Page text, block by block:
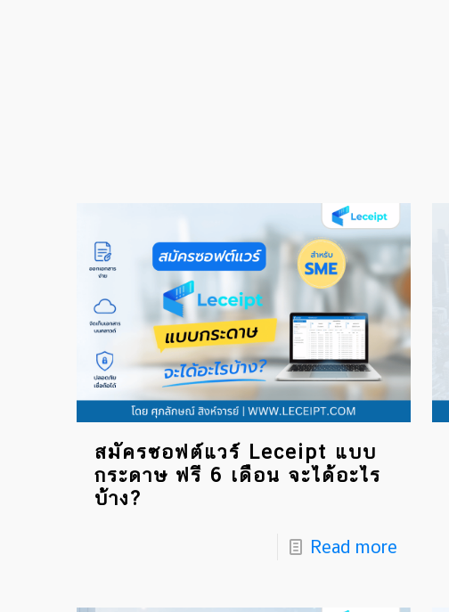
สมัครซอฟต์แวร์ Leceipt แบบ
กระดาษ ฟรี 6 เดือน จะได้อะไร
บ้าง?
Read more